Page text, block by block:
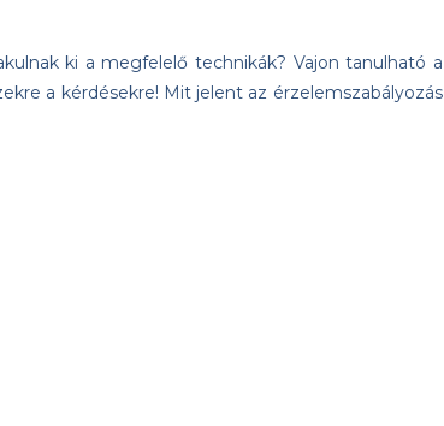
ki a megfelelő technikák? Vajon tanulható a
a kérdésekre! Mit jelent az érzelemszabályozás